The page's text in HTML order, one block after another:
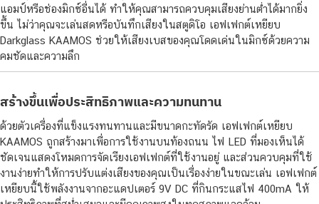
แอมป์หรือช่องมิกซ์อื่นได้ ทำให้คุณสามารถควบคุมเสียงย่านต่ำได้มากยิ่ง
ขึ้น ไม่ว่าคุณจะเล่นสดหรือบันทึกเสียงในสตูดิโอ เอฟเฟกต์เหยียบ
Darkglass KAAMOS ช่วยให้เสียงเบสของคุณโดดเด่นในมิกซ์ด้วยความ
คมชัดและความลึก
สร้างขึ้นเพื่อประสิทธิภาพและความทนทาน
ด้วยตัวเครื่องที่แข็งแรงทนทานและมีขนาดกะทัดรัด เอฟเฟกต์เหยียบ
KAAMOS ถูกสร้างมาเพื่อการใช้งานบนท้องถนน ไฟ LED ที่มองเห็นได้
ชัดเจนแสดงโหมดการจัดเรียงเอฟเฟกต์ที่ใช้งานอยู่ และส่วนควบคุมที่ใช้
งานง่ายทำให้การปรับแต่งเสียงของคุณเป็นเรื่องง่ายในขณะเล่น เอฟเฟกต์
เหยียบนี้ใช้พลังงานจากอะแดปเตอร์ 9V DC ที่กินกระแสไฟ 400mA ให้